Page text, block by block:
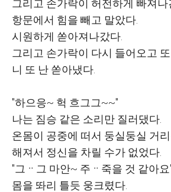
그리고 손가락이 허전하게 빠져
항문에서 힘을 빼고 말았다.
시원하게 쏟아져나갔다.
그리고 손가락이 다시 들어오고
니 또 난 쏟아냈다.
"하으응~ 헉 흐그그~~"
나는 짐승 같은 소리만 질러댔다.
온몸이 공중에 떠서 둥실둥실 거
해져서 정신을 차릴 수가 없었다.
"그ᆢ그 마안~ 주ᆢ죽을 것 같아요
몸을 똬리 틀듯 웅크렸다.